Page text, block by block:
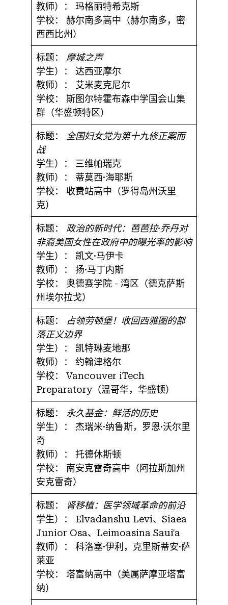
教师）：
玛格丽特希克斯
学校：
赫尔南多高中（赫尔南多，密
西西比州）
标题：
摩城之声
学生）：
达西亚摩尔
教师）：
艾米麦克尼尔
学校：
斯图尔特霍布森中学国会山集
群（华盛顿特区）
标题：
全国妇女党为第十九修正案而
战
学生）：
三维帕瑞克
教师）：
蒂莫西·海耶斯
学校：
收费站高中（罗得岛州沃里
克）
标题：
政治的新时代：芭芭拉·乔丹对
非裔美国女性在政府中的曝光率的影响
学生）：
凯文·马伊卡
教师）：
扬·马丁内斯
学校：
奥德赛学院 - 湾区（德克萨斯
州埃尔拉戈）
标题：
占领劳顿堡！收回西雅图的部
落正义边界
学生）：
凯特琳麦地那
教师）：
约翰津格尔
学校：
Vancouver iTech
Preparatory（温哥华，华盛顿）
标题：
永久基金：鲜活的历史
学生）：
杰瑞米·纳鲁斯，罗恩·沃尔里
奇
教师）：
托德休斯顿
学校：
南安克雷奇高中（阿拉斯加州
安克雷奇）
标题：
肾移植：医学领域革命的前沿
学生）：
Elvadanshu Levi、Siaea
Junior Osa、Leimoasina Saui'a
教师）：
科洛塞·伊利，克里斯蒂安·萨
莱亚
学校：
塔富纳高中（美属萨摩亚塔富
纳）